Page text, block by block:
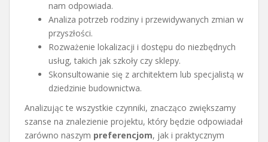
nam odpowiada.
Analiza potrzeb rodziny i przewidywanych zmian w
przyszłości.
Rozważenie lokalizacji i dostępu do niezbędnych
usług, takich jak szkoły czy sklepy.
Skonsultowanie się z architektem lub specjalistą w
dziedzinie budownictwa.
Analizując te wszystkie czynniki, znacząco zwiększamy
szanse na znalezienie projektu, który będzie odpowiadał
zarówno naszym preferencjom, jak i praktycznym